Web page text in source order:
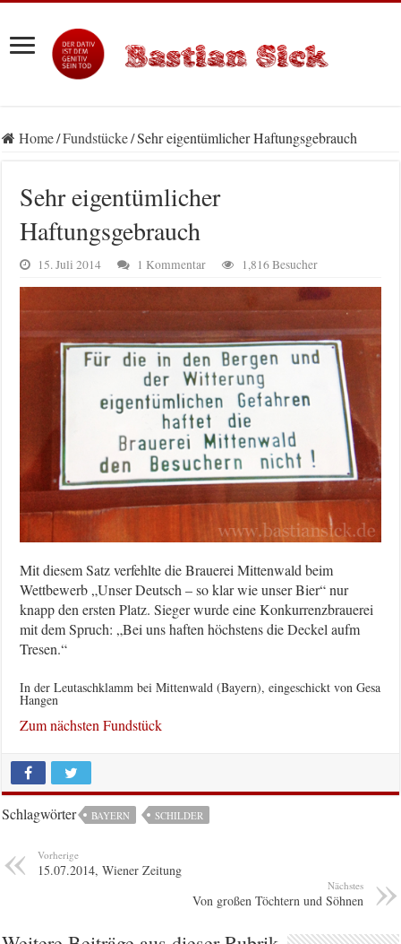
Home/Fundstücke/Sehr eigentümlicher Haftungsgebrauch
Sehr eigentümlicher
Haftungsgebrauch
15. Juli 2014 1 Kommentar 1,816 Besucher
Mit diesem Satz verfehlte die Brauerei Mittenwald beim
Wettbewerb „Unser Deutsch – so klar wie unser Bier“ nur
knapp den ersten Platz. Sieger wurde eine Konkurrenzbrauerei
mit dem Spruch: „Bei uns haften höchstens die Deckel aufm
Tresen.“
In der Leutaschklamm bei Mittenwald (Bayern), eingeschickt von Gesa
Hangen
Zum nächsten Fundstück
Schlagwörter BAYERN SCHILDER
Vorherige
15.07.2014, Wiener Zeitung
Nächstes
Von großen Töchtern und Söhnen